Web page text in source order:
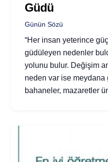
Güdü
Günün Sözü
“Her insan yeterince
güdüleyen nedenler
yolunu bulur. Değişim
neden var ise meydana
bahaneler, mazaretler